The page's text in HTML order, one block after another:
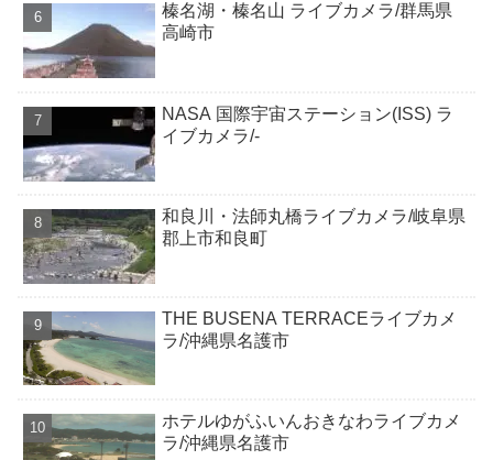
榛名湖・榛名山 ライブカメラ/群馬県
高崎市
NASA 国際宇宙ステーション(ISS) ラ
イブカメラ/-
和良川・法師丸橋ライブカメラ/岐阜県
郡上市和良町
THE BUSENA TERRACEライブカメ
ラ/沖縄県名護市
ホテルゆがふいんおきなわライブカメ
ラ/沖縄県名護市